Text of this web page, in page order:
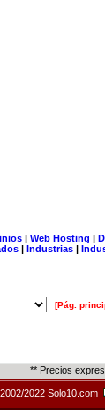
| Web Hosting |
| Industrias |
[Pág.
** Precios
2022 Solo10.com